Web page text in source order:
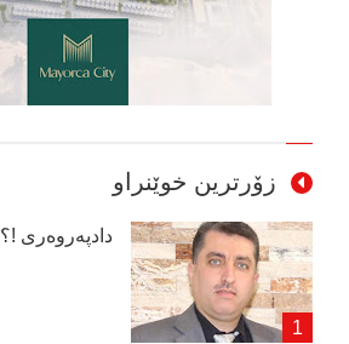
زۆرترین خوێنراو
دادپەروەری !؟